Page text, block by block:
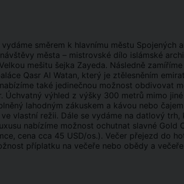
směrem k hlavnímu městu Spojených
města – mistrovské dílo islámské
mešitu šejka Zayeda. Následně
Qasr Al Watan, který je ztělesněním
také jedinečnou možnost obdivovat
Úchvatný výhled z výšky 300 metrů mimo
lahodným zákuskem a kávou nebo
vlastní režii. Dále se vydáme na datlový
nabízíme možnost ochutnat slavné Gold
cena cca 45 USD/os.). Večer přejezd do
příplatku na večeře nebo obědy a